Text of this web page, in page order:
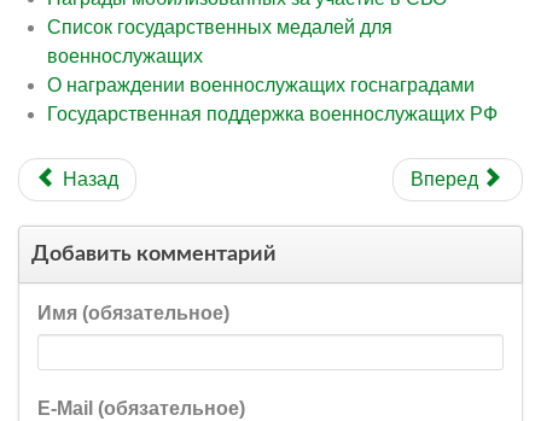
Список государственных медалей для
военнослужащих
О награждении военнослужащих госнаградами
Государственная поддержка военнослужащих РФ
Назад Вперед
Добавить комментарий
Имя (обязательное)
E-Mail (обязательное)